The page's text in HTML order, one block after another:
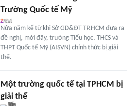
Trường Quốc tế Mỹ
Nửa năm kể từ khi Sở GD&ĐT TP.HCM đưa ra
đề nghị, mới đây, trường Tiểu học, THCS và
THPT Quốc tế Mỹ (AISVN) chính thức bị giải
thể.
Một trường quốc tế tại TPHCM bị
giải thể